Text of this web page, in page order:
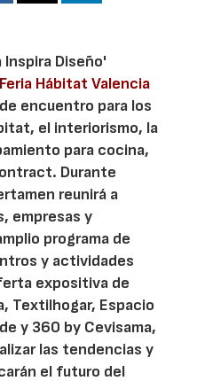
Diseño'
Feria Hábitat Valencia
encuentro para los
el interiorismo, la
para cocina,
Durante
reunirá a
empresas y
programa de
y actividades
expositiva de
Textilhogar, Espacio
y 360 by Cevisama,
las tendencias y
el futuro del